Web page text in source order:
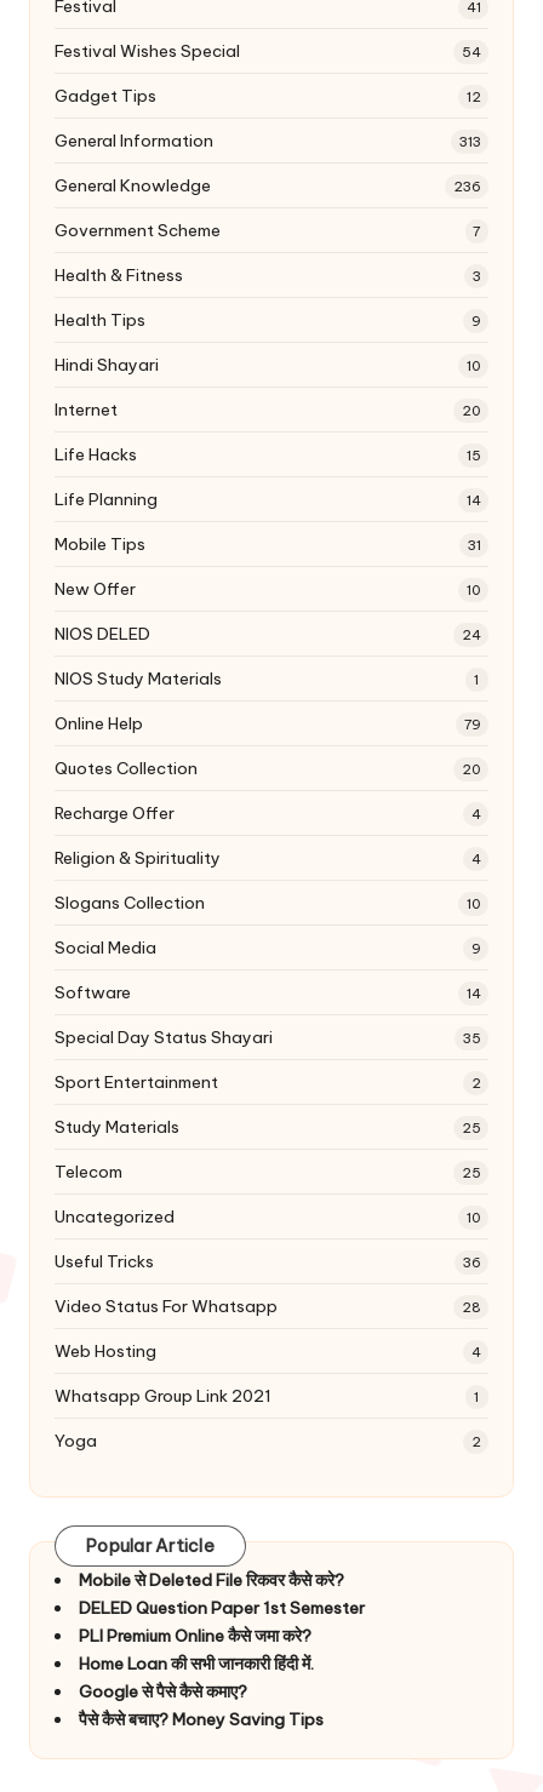
Festival 41
Festival Wishes Special 54
Gadget Tips 12
General Information 313
General Knowledge 236
Government Scheme 7
Health & Fitness 3
Health Tips 9
Hindi Shayari 10
Internet 20
Life Hacks 15
Life Planning 14
Mobile Tips 31
New Offer 10
NIOS DELED 24
NIOS Study Materials 1
Online Help 79
Quotes Collection 20
Recharge Offer 4
Religion & Spirituality 4
Slogans Collection 10
Social Media 9
Software 14
Special Day Status Shayari 35
Sport Entertainment 2
Study Materials 25
Telecom 25
Uncategorized 10
Useful Tricks 36
Video Status For Whatsapp 28
Web Hosting 4
Whatsapp Group Link 2021 1
Yoga 2
Popular Article
Mobile से Deleted File रिकवर कैसे करे?
DELED Question Paper 1st Semester
PLI Premium Online कैसे जमा करे?
Home Loan की सभी जानकारी हिंदी में.
Google से पैसे कैसे कमाए?
पैसे कैसे बचाए? Money Saving Tips